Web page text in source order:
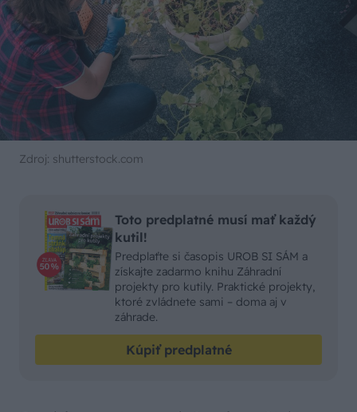
Zdroj: shutterstock.com
Toto predplatné musí mať každý
kutil!
Predplaťte si časopis UROB SI SÁM a
získajte zadarmo knihu Záhradní
projekty pro kutily. Praktické projekty,
ktoré zvládnete sami – doma aj v
záhrade.
Kúpiť predplatné